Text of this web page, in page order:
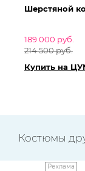
Шерстяной
189 000 руб.
214 500 руб.
Купить на
Костюмы
Реклама